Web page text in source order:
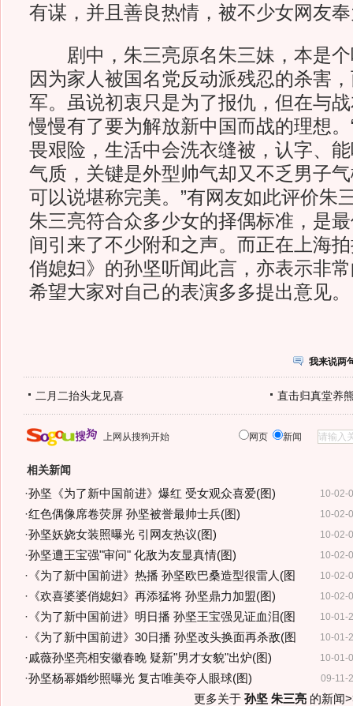
有谋，并且善良热情，被不少女网友
剧中，朱三亮原名朱三妹，本是个
因为家人被国名党反动派残忍的杀害
军。虽说初衷只是为了报仇，但在与
慢慢有了要为解放新中国而战的理想
畏艰险，生活中会洗衣缝被，认字、
气质，关键是外型帅气却又不乏男子
可以说堪称完美。”有网友如此评价朱
朱三亮符合众多少女的择偶标准，是
间引来了不少附和之声。而正在上海
俏媳妇》的孙坚听闻此言，亦表示非
希望大家对自己的表演多多提出意见。
我来说两
二月二抬头龙见喜 直击归真堂养
上网从搜狗开始 网页 新闻
相关新闻
10-02-
·孙坚《为了新中国前进》爆红 受女观众喜爱(图)
10-02-
·红色偶像席卷荧屏 孙坚被誉最帅士兵(图)
10-02-
·孙坚妖娆女装照曝光 引网友热议(图)
10-02-
·孙坚遭王宝强"审问" 化敌为友显真情(图)
10-02-
· 《为了新中国前进》热播 孙坚欧巴桑造型很雷人(图
10-02-
· 《欢喜婆婆俏媳妇》再添猛将 孙坚鼎力加盟(图)
10-01-
· 《为了新中国前进》明日播 孙坚王宝强见证血泪(图
10-01-
· 《为了新中国前进》30日播 孙坚改头换面再杀敌(图
10-01-
·戚薇孙坚亮相安徽春晚 疑新"男才女貌"出炉(图)
09-11-
·孙坚杨幂婚纱照曝光 复古唯美夺人眼球(图)
更多关于 孙坚 朱三亮的新闻